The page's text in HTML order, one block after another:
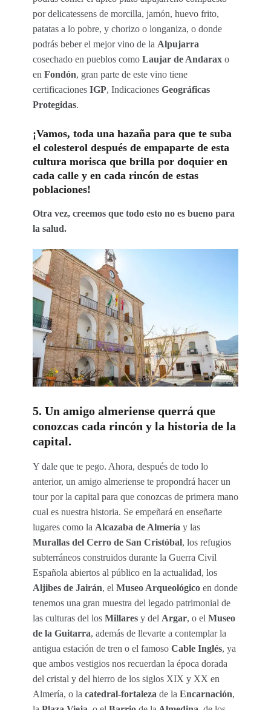
por delicatessens de morcilla, jamón, huevo frito,
patatas a lo pobre, y chorizo o longaniza, o donde
podrás beber el mejor vino de la Alpujarra
cosechado en pueblos como Laujar de Andarax o
en Fondón, gran parte de este vino tiene
certificaciones IGP, Indicaciones Geográficas
Protegidas.
¡Vamos, toda una hazaña para que te suba
el colesterol después de empaparte de esta
cultura morisca que brilla por doquier en
cada calle y en cada rincón de estas
poblaciones!
Otra vez, creemos que todo esto no es bueno para
la salud.
5. Un amigo almeriense querrá que
conozcas cada rincón y la historia de la
capital.
Y dale que te pego. Ahora, después de todo lo
anterior, un amigo almeriense te propondrá hacer un
tour por la capital para que conozcas de primera mano
cual es nuestra historia. Se empeñará en enseñarte
lugares como la Alcazaba de Almería y las
Murallas del Cerro de San Cristóbal, los refugios
subterráneos construidos durante la Guerra Civil
Española abiertos al público en la actualidad, los
Aljibes de Jairán, el Museo Arqueológico en donde
tenemos una gran muestra del legado patrimonial de
las culturas del los Millares y del Argar, o el Museo
de la Guitarra, además de llevarte a contemplar la
antigua estación de tren o el famoso Cable Inglés, ya
que ambos vestigios nos recuerdan la época dorada
del cristal y del hierro de los siglos XIX y XX en
Almería, o la catedral-fortaleza de la Encarnación,